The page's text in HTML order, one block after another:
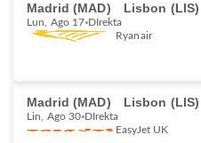
Madrid (MAD) Lisbon (LIS)
Lun, Ago 17 DIrekta
Ryanair
Madrid (MAD) Lisbon (LIS)
Lin, Ago 30 DIrekta
EasyJet UK